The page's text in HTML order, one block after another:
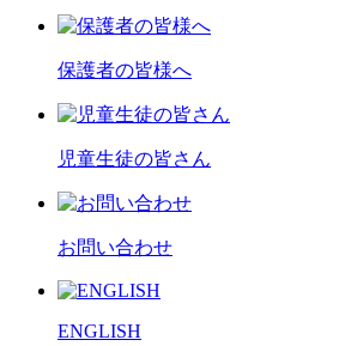
保護者の皆様へ
児童生徒の皆さん
お問い合わせ
ENGLISH